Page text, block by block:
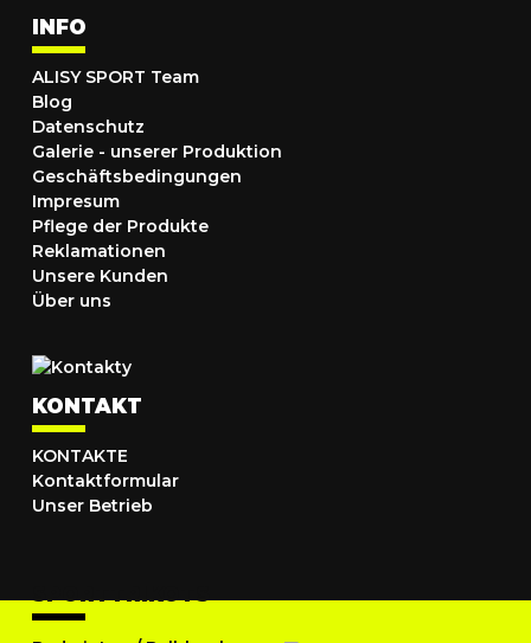
INFO
ALISY SPORT Team
Blog
Datenschutz
Galerie - unserer Produktion
Geschäftsbedingungen
Impresum
Pflege der Produkte
Reklamationen
Unsere Kunden
Über uns
KONTAKT
KONTAKTE
Kontaktformular
Unser Betrieb
SPORTTRIKOTS